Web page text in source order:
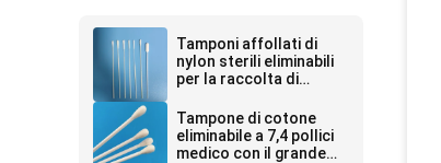
Tamponi affollati di
nylon sterili eliminabili
per la raccolta di
Tampone di cotone
eliminabile a 7,4 pollici
medico con il grande